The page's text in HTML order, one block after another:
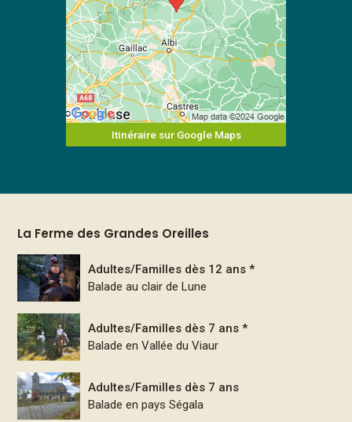
Itinéraire sur Google Maps
La Ferme des Grandes Oreilles
Adultes/Familles dès 12 ans *
Balade au clair de Lune
Adultes/Familles dès 7 ans *
Balade en Vallée du Viaur
Adultes/Familles dès 7 ans
Balade en pays Ségala